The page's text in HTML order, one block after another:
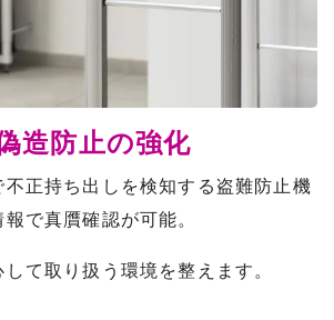
造防止の強化
正持ち出しを検知する盗難防止機
で真贋確認が可能。
て取り扱う環境を整えます。